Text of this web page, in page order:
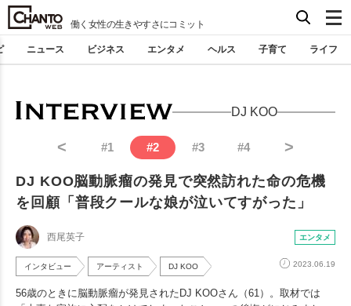
働く女性の生きやすさにコミット
ニュース ビジネス エンタメ ヘルス 子育て ライフ
DJ KOO
< #1 #2 #3 #4 >
DJ KOO脳動脈瘤の発見で突然訪れた命の危機
を回顧「普段クールな娘が泣いてすがった」
西尾英子 エンタメ
インタビュー アーティスト DJ KOO 2023.06.19
56歳のときに脳動脈瘤が発見されたDJ KOOさん（61）。取材では